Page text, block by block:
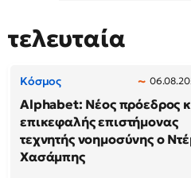
τελευταία
Κόσμος
Alphabet: Νέος πρόεδρος
επικεφαλής επιστήμονας
τεχνητής νοημοσύνης ο
Χασάμπης